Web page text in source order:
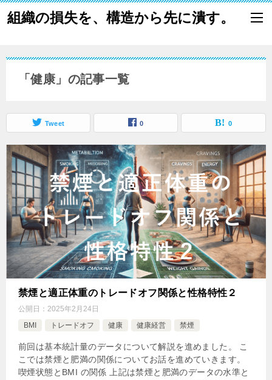
組織の損失を、構造から先に潰す。
「健康」の記事一覧
Tweet 0 0
禁煙と適正体重のトレードオフ関係と性格特性２
公開日： 2025年2月24日
BMI
トレードオフ 健康 健康経営 禁煙
前回は基本統計量のデータについて解説を進めました。 こ
こでは禁煙と肥満の関係についてお話を進めていきます。
喫煙状態とBMI の関係 上記は禁煙と肥満のデータの水準と